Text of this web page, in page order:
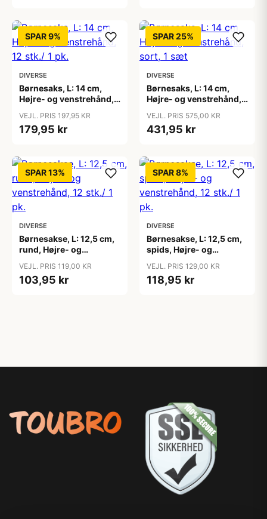
SPAR 9%
DIVERSE
Børnesaks, L: 14 cm,
Højre- og venstrehånd,
VEJL. PRIS 197,95 KR
179,95 kr
SPAR 25%
DIVERSE
Børnesaks, L: 14 cm,
Højre- og venstrehånd,
VEJL. PRIS 575,00 KR
431,95 kr
SPAR 13%
DIVERSE
Børnesakse, L: 12,5 cm,
rund, Højre- og
pk.
VEJL. PRIS 119,00 KR
103,95 kr
SPAR 8%
DIVERSE
Børnesakse, L: 12,5 cm,
spids, Højre- og
pk.
VEJL. PRIS 129,00 KR
118,95 kr